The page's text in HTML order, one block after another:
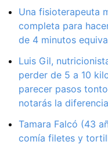
Una fisioterapeuta
completa para
de 4 minutos
Luis Gil,
perder de 5 a 10
parecer pasos
notarás la
Tamara Falcó (43
comía filetes y